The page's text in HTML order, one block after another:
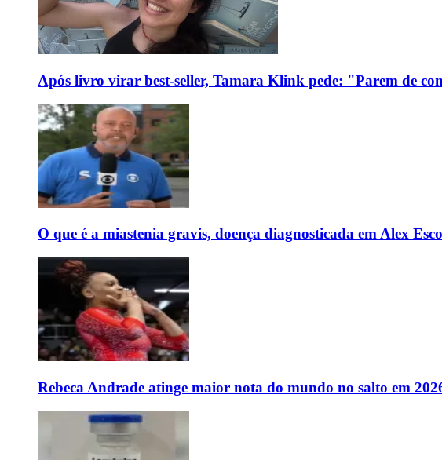
Após livro virar best-seller, Tamara Klink pede: "Parem de
O que é a miastenia gravis, doença diagnosticada em Alex
Rebeca Andrade atinge maior nota do mundo no salto em